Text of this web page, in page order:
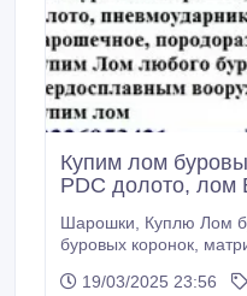
Купим лом
PDC долото, лом
Шарошки, Куплю Лом буровых шарошек, лом
буровых коронок, матричное долото PDC, ВК-ТК,
долото, сплав ВК, валы от нефтепогружных
19/03/2025 23:56